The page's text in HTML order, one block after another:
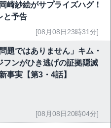
崎紗絵がサプライズハグ！
と予告
[08月08日23時31分]
題ではありません」キム・
フンがひき逃げの証拠隠滅
事実【第3・4話】
[08月08日20時04分]